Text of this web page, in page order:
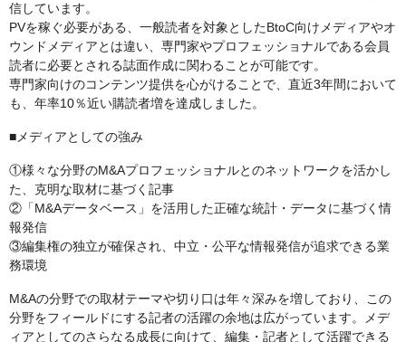
信しています。
PVを稼ぐ必要がある、一般読者を対象としたBtoC向けメディアやオ
ウンドメディアとは違い、専門家やプロフェッショナルである会員
読者に必要とされる誌面作成に関わることが可能です。
専門家向けのコンテンツ提供を心がけることで、直近3年間において
も、年率10％近い購読者増を達成しました。
■メディアとしての強み
①様々な分野のM&Aプロフェッショナルとのネットワークを活かし
た、克明な取材に基づく記事
②「M&Aデータベース」を活用した正確な統計・データに基づく情
報発信
③編集権の独立が確保され、中立・公平な情報発信が追求できる業
務環境
M&Aの分野での取材テーマや切り口は年々深みを増しており、この
分野をフィールドにする記者の活躍の余地は広がっています。メデ
ィアとしてのさらなる成長に向けて、編集・記者として活躍できる